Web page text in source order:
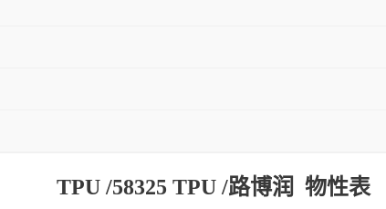
TPU /58325 TPU /路博润 物性表